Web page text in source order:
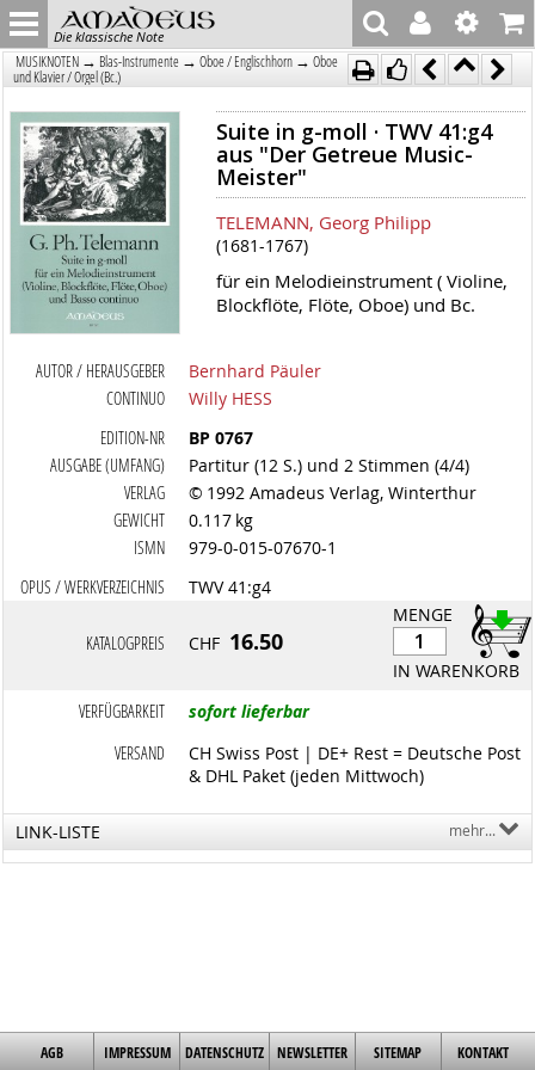
Die klassische Note
MUSIKNOTEN → Blas-Instrumente → Oboe / Englischhorn → Oboe
und Klavier / Orgel (Bc.)
Suite in g-moll · TWV 41:g4
aus "Der Getreue Music-
Meister"
TELEMANN, Georg Philipp
(1681-1767)
für ein Melodieinstrument ( Violine,
Blockflöte, Flöte, Oboe) und Bc.
AUTOR / HERAUSGEBER
Bernhard Päuler
CONTINUO
Willy HESS
EDITION-NR
BP 0767
AUSGABE (UMFANG)
Partitur (12 S.) und 2 Stimmen (4/4)
VERLAG
© 1992 Amadeus Verlag, Winterthur
GEWICHT
0.117 kg
ISMN
979-0-015-07670-1
OPUS / WERKVERZEICHNIS
TWV 41:g4
MENGE
IN WARENKORB
KATALOGPREIS CHF 16.50
VERFÜGBARKEIT
sofort lieferbar
VERSAND
CH Swiss Post | DE+ Rest = Deutsche Post
& DHL Paket (jeden Mittwoch)
LINK-LISTE mehr...
AGB IMPRESSUM DATENSCHUTZ NEWSLETTER SITEMAP KONTAKT